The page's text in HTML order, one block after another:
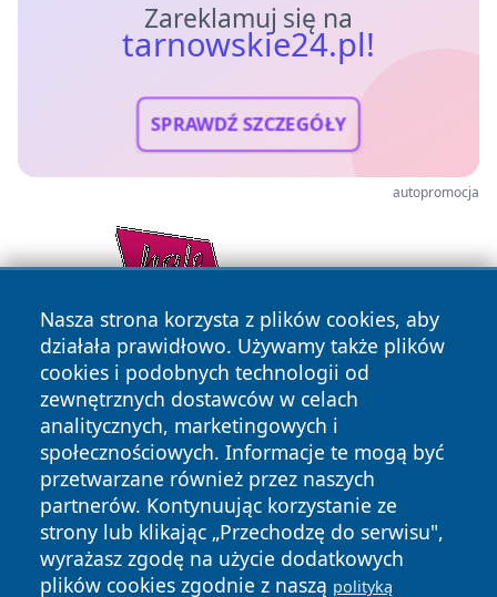
Zareklamuj się na
tarnowskie24.pl!
SPRAWDŹ SZCZEGÓŁY
autopromocja
Nasza strona korzysta z plików cookies, aby
działała prawidłowo. Używamy także plików
cookies i podobnych technologii od
zewnętrznych dostawców w celach
analitycznych, marketingowych i
społecznościowych. Informacje te mogą być
przetwarzane również przez naszych
partnerów. Kontynuując korzystanie ze
strony lub klikając „Przechodzę do serwisu",
wyrażasz zgodę na użycie dodatkowych
plików cookies zgodnie z naszą polityką
Copyright © 2026 tarnowskie24.pl Wszystkie prawa
zastrzeżone.